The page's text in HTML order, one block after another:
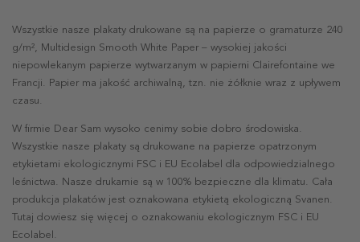
Wszystkie nasze plakaty drukowane są na papierze o gramaturze 240
g/m², Multidesign Smooth White Paper – wysokiej jakości
niepowlekanym papierze wytwarzanym w papierni Clairefontaine we
Francji. Papier ma jakość archiwalną, tzn. nie żółknie wraz z upływem
czasu.
W firmie Dear Sam wysoko cenimy sobie dobro środowiska.
Wszystkie nasze plakaty są drukowane na papierze opatrzonym
etykietami ekologicznymi FSC i EU Ecolabel dla odpowiedzialnego
leśnictwa. Nasze drukarnie są w 100% bezpieczne dla klimatu. Cała
produkcja plakatów jest oznakowana etykietą ekologiczną Svanen.
Tutaj dowiesz się więcej o oznakowaniu ekologicznym FSC i EU
Ecolabel.